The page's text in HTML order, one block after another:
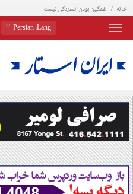
خانه غمگین بودن افسردگی نیست
Lang
: Persian